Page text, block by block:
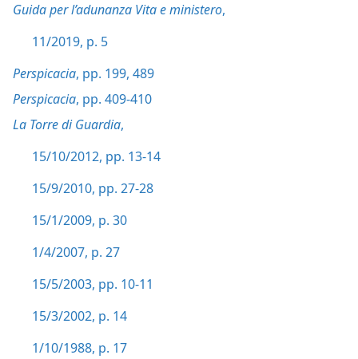
Guida per l’adunanza Vita e ministero,
11/2019, p. 5
Perspicacia, pp. 199, 489
Perspicacia, pp. 409-410
La Torre di Guardia,
15/10/2012, pp. 13-14
15/9/2010, pp. 27-28
15/1/2009, p. 30
1/4/2007, p. 27
15/5/2003, pp. 10-11
15/3/2002, p. 14
1/10/1988, p. 17